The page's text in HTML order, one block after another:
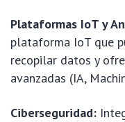
Plataformas IoT y
plataforma IoT que
recopilar datos y
avanzadas (IA,
Ciberseguridad: